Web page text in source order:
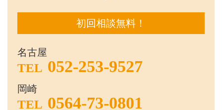
初回相談無料！
名古屋
TEL 052-253-9527
岡崎
TEL 0564-73-0801